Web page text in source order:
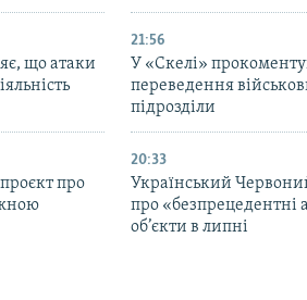
що атаки
21:56
У «Скелі»
переведення
підрозділи
про
20:33
Український
про «безпрецедентні
об’єкти в липні